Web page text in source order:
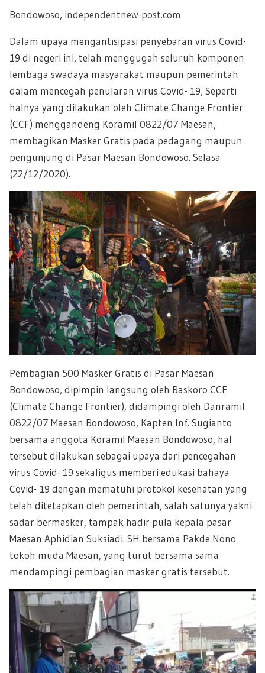
Bondowoso, independentnew-post.com
Dalam upaya mengantisipasi penyebaran virus Covid-
19 di negeri ini, telah menggugah seluruh komponen
lembaga swadaya masyarakat maupun pemerintah
dalam mencegah penularan virus Covid- 19, Seperti
halnya yang dilakukan oleh Climate Change Frontier
(CCF) menggandeng Koramil 0822/07 Maesan,
membagikan Masker Gratis pada pedagang maupun
pengunjung di Pasar Maesan Bondowoso. Selasa
(22/12/2020).
Pembagian 500 Masker Gratis di Pasar Maesan
Bondowoso, dipimpin langsung oleh Baskoro CCF
(Climate Change Frontier), didampingi oleh Danramil
0822/07 Maesan Bondowoso, Kapten Inf. Sugianto
bersama anggota Koramil Maesan Bondowoso, hal
tersebut dilakukan sebagai upaya dari pencegahan
virus Covid- 19 sekaligus memberi edukasi bahaya
Covid- 19 dengan mematuhi protokol kesehatan yang
telah ditetapkan oleh pemerintah, salah satunya yakni
sadar bermasker, tampak hadir pula kepala pasar
Maesan Aphidian Suksiadi. SH bersama Pakde Nono
tokoh muda Maesan, yang turut bersama sama
mendampingi pembagian masker gratis tersebut.